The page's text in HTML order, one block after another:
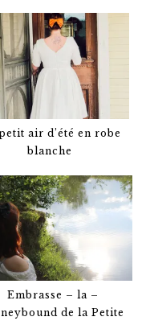
air d’été en robe
blanche
Embrasse – la –
de la Petite